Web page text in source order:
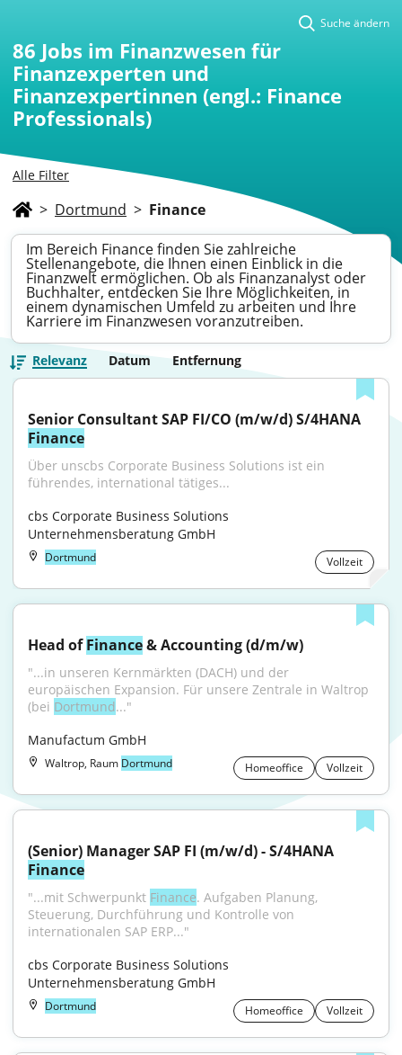
Alle Filter
Suche ändern
86 Jobs im Finanzwesen für
Finanzexperten und
Finanzexpertinnen (engl.: Finance
Professionals)
> Dortmund > Finance
Im Bereich Finance finden Sie zahlreiche
Stellenangebote, die Ihnen einen Einblick in die
Finanzwelt ermöglichen. Ob als Finanzanalyst oder
Buchhalter, entdecken Sie Ihre Möglichkeiten, in
einem dynamischen Umfeld zu arbeiten und Ihre
Karriere im Finanzwesen voranzutreiben.
Relevanz Datum Entfernung
Finance
Über unscbs Corporate Business Solutions ist ein
führendes, international tätiges...
cbs Corporate Business Solutions
Unternehmensberatung GmbH
Dortmund Vollzeit
Head of Finance & Accounting (d/m/w)
"...in unseren Kernmärkten (DACH) und der
europäischen Expansion. Für unsere Zentrale in Waltrop
(bei Dortmund..."
Manufactum GmbH
Waltrop, Raum Dortmund Homeoffice Vollzeit
Finance
"...mit Schwerpunkt Finance. Aufgaben Planung,
Steuerung, Durchführung und Kontrolle von
internationalen SAP ERP..."
cbs Corporate Business Solutions
Unternehmensberatung GmbH
Dortmund Homeoffice Vollzeit